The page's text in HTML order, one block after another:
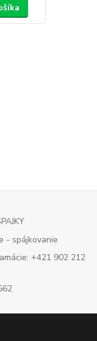
- spájkovanie
+421 902 212